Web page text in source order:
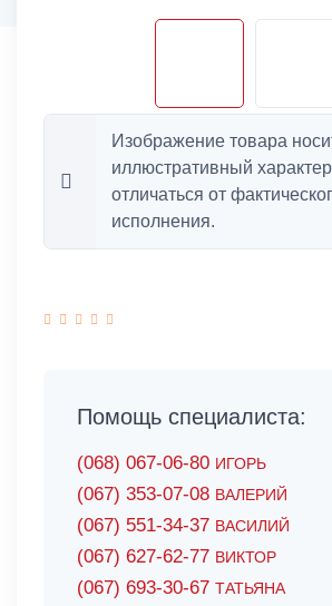
Изображение товара
иллюстративный
отличаться от
исполнения.
Помощь специалиста:
(068) 067-06-80 ИГОРЬ
(067) 353-07-08 ВАЛЕРИЙ
(067) 551-34-37 ВАСИЛИЙ
(067) 627-62-77 ВИКТОР
(067) 693-30-67 ТАТЬЯНА